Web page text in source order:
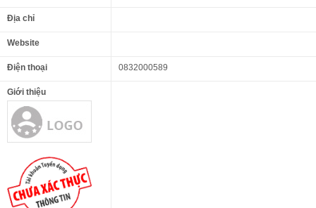
Địa chỉ
Website
Điện thoại 0832000589
Giới thiệu